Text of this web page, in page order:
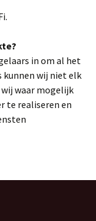
in om al het
kunnen wij niet elk
waar mogelijk
te realiseren en